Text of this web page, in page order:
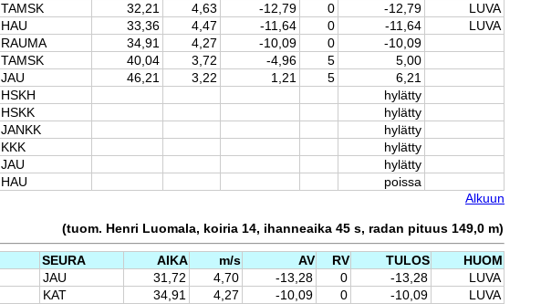
TAMSK 32,21 4,63 -12,79 0 -12,79
LUVA
HAU 33,36 4,47 -11,64 0 -11,64
LUVA
RAUMA 34,91 4,27 -10,09 0
-10,09
TAMSK 40,04 3,72 -4,96 5
5,00
JAU 46,21 3,22 1,21 5
6,21
HSKH
hylätty
HSKK
hylätty
JANKK
hylätty
KKK
hylätty
JAU
hylätty
HAU
poissa
Alkuun
(tuom. Henri Luomala, koiria 14, ihanneaika 45 s, radan pituus 149,0 m)
SEURA AIKA m/s AV RV TULOS
HUOM
JAU 31,72 4,70 -13,28 0 -13,28
LUVA
KAT 34,91 4,27 -10,09 0 -10,09
LUVA